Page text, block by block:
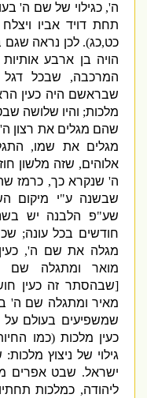
',כגילוי של שם ה '
תחת דויד אביו ויצלח
כט,כג).לכן נראה שגם
הויה בן ארבע אותיות
המרכבה,שבכל דגל
שבראשם היה כעין
מלכות;והיו שלושה
שהם מגלים את רצון ה'
מגלים את שמו,
אלוהים,שזה מלשון חוזק
'שנקרא כך,כרמז
שבשנה ע "י מיקום
שע"פ הלבנה יש
חודשים בכל עונה;שכך
מגלה את שם ה ',
מואר ומתגלה שם ה
שבהסתר זה כעין חושך
מאיר ומתגלה שם ה '
שמשפיעים בעולם על
כעין מלכות(כמו
גילוי של ניצוץ מלכות:
ישראל.שבט אפרים
ליהודה,כמלכות תחתיו(